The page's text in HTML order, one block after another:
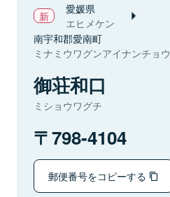
愛媛県
エヒメケン
南宇和郡愛南町
ミナミウワグンアイナンチョウ
御荘和口
ミショウワグチ
798-4104
郵便番号をコピーする